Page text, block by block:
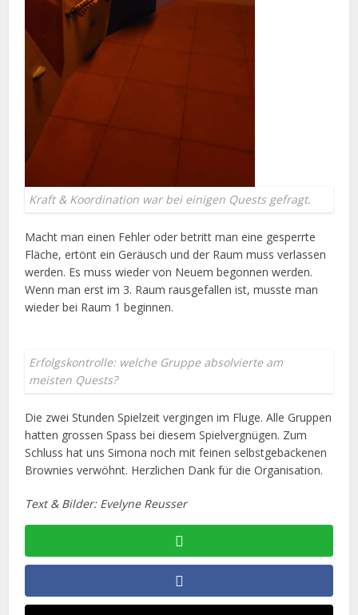
Kraft & Koordination war bei einigen Quests gefragt.
Macht man einen Fehler oder betritt man eine gesperrte
Fläche, ertönt ein Geräusch und der Raum muss verlassen
werden. Es muss wieder von Neuem begonnen werden.
Wenn man erst im 3. Raum rausgefallen ist, musste man
wieder bei Raum 1 beginnen.
Erfolgskontrolle: welche Gruppe absolvierte am
meisten Quests?
Die zwei Stunden Spielzeit vergingen im Fluge. Alle Gruppen
hatten grossen Spass bei diesem Spielvergnügen. Zum
Schluss hat uns Simona noch mit feinen selbstgebackenen
Brownies verwöhnt. Herzlichen Dank für die Organisation.
Text & Bilder: Evelyne Reusser